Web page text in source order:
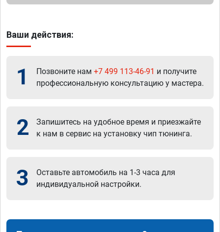
Ваши действия:
1 Позвоните нам +7 499 113-46-91 и получите
профессиональную консультацию у мастера.
2
Запишитесь на удобное время и приезжайте
к нам в сервис на установку чип тюнинга.
3
Оставьте автомобиль на 1-3 часа для
индивидуальной настройки.